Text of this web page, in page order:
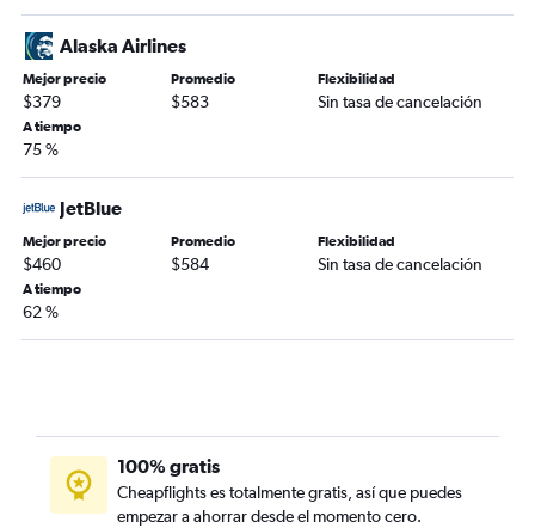
Alaska Airlines
Mejor precio
$379
Promedio
$583
Flexibilidad
Sin tasa de cancelación
A tiempo
75 %
JetBlue
Mejor precio
$460
Promedio
$584
Flexibilidad
Sin tasa de cancelación
A tiempo
62 %
100% gratis
Cheapflights es totalmente gratis, así que puedes
empezar a ahorrar desde el momento cero.